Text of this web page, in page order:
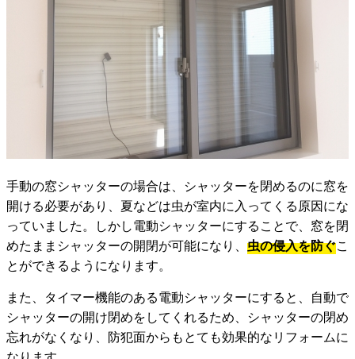
手動の窓シャッターの場合は、シャッターを閉めるのに窓を
開ける必要があり、夏などは虫が室内に入ってくる原因にな
っていました。しかし電動シャッターにすることで、窓を閉
めたままシャッターの開閉が可能になり、 虫の侵入を防ぐこ
とができるようになります。
また、タイマー機能のある電動シャッターにすると、自動で
シャッターの開け閉めをしてくれるため、シャッターの閉め
忘れがなくなり、防犯面からもとても効果的なリフォームに